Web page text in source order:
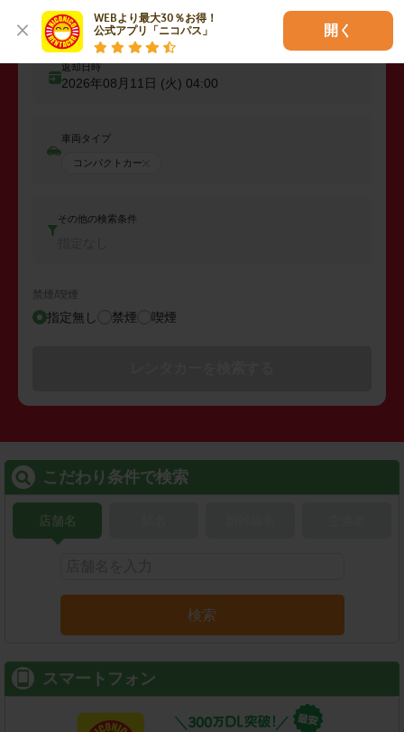
WEBより最大30％お得！
公式アプリ「ニコパス」
開く
出発日時
2026年08月10日 (月) 04:00
返却日時
2026年08月11日 (火) 04:00
車両タイプ
コンパクトカー
その他の検索条件
禁煙/喫煙
指定無し 禁煙 喫煙
こだわり条件で検索
店舗名
検索
スマートフォン